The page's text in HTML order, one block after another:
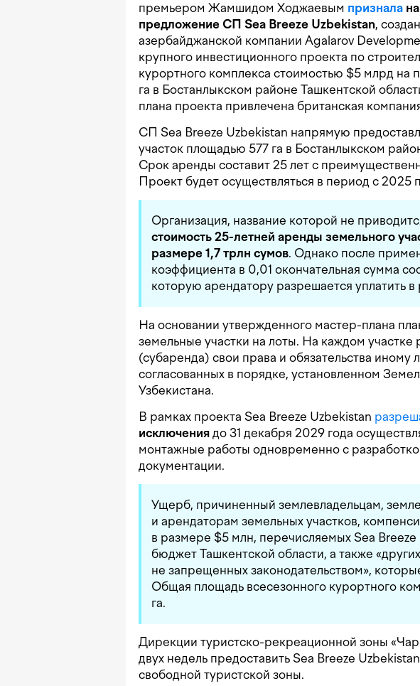
премьером Жамшидом Ходжаевым признала
предложение СП Sea Breeze Uzbekistan,
азербайджанской компании Agalarov
крупного инвестиционного проекта по
курортного комплекса стоимостью $5 млрд на
га в Бостанлыкском районе Ташкентской
плана проекта привлечена британская
СП Sea Breeze Uzbekistan напрямую
участок площадью 577 га в Бостанлыкском
Срок аренды составит 25 лет с
Проект будет осуществляться в период с 2025
Организация, название которой не
стоимость 25-летней аренды земельного
размере 1,7 трлн сумов. Однако после
коэффициента в 0,01 окончательная сумма
которую арендатору разрешается уплатить в
На основании утвержденного мастер-плана
земельные участки на лоты. На каждом участке
(субаренда) свои права и обязательства иному
согласованных в порядке, установленном
Узбекистана.
В рамках проекта Sea Breeze Uzbekistan
исключения до 31 декабря 2029 года
монтажные работы одновременно с
документации.
Ущерб, причиненный землевладельцам,
и арендаторам земельных участков,
в размере $5 млн, перечисляемых Sea
бюджет Ташкентской области, а также
не запрещенных законодательством»,
Общая площадь всесезонного курортного
га.
Дирекции туристско-рекреационной зоны
двух недель предоставить Sea Breeze
свободной туристской зоны.